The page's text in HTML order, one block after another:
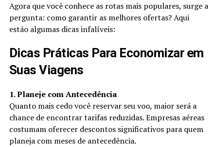
Agora que você conhece as rotas mais populares, surge a
pergunta: como garantir as melhores ofertas? Aqui
estão algumas dicas infalíveis:
Dicas Práticas Para Economizar em
Suas Viagens
1. Planeje com Antecedência
Quanto mais cedo você reservar seu voo, maior será a
chance de encontrar tarifas reduzidas. Empresas aéreas
costumam oferecer descontos significativos para quem
planeja com meses de antecedência.